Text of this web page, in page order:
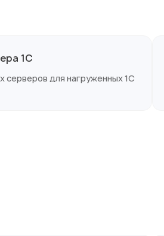
1С
серверов для нагруженных 1С